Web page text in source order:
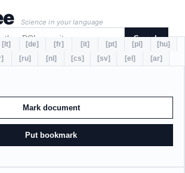
Science in your language
Search
[lt] [de] [fr] [it] [pt] [pl]
[hu]
[ru] [nl] [cs] [sv] [el] [ar]
Mark document
Put bookmark